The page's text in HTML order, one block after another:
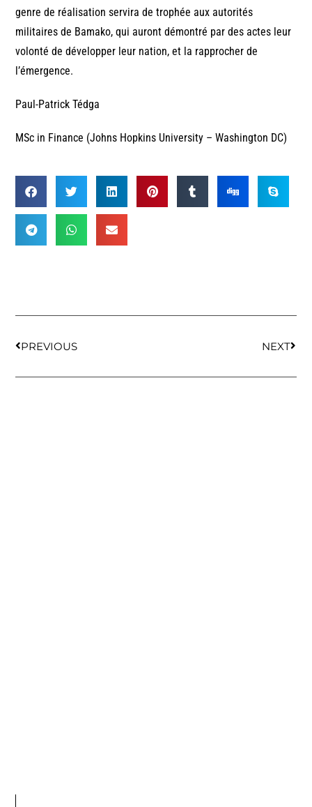
genre de réalisation servira de trophée aux autorités
militaires de Bamako, qui auront démontré par des actes leur
volonté de développer leur nation, et la rapprocher de
l’émergence.
Paul-Patrick Tédga
MSc in Finance (Johns Hopkins University – Washington DC)
PREVIOUS NEXT